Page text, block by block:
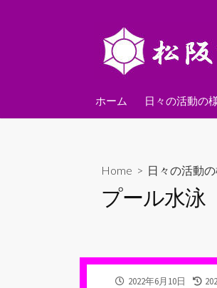
ス
ホーム 日々の活動の
2026年度
Home > 日々の活動
プール水
公
2022年6月10日
最